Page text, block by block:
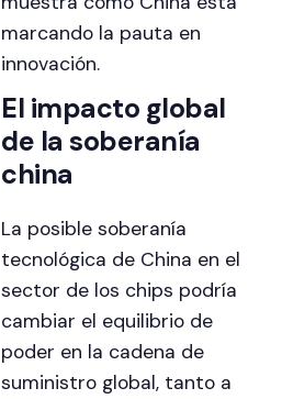
marcando la pauta en
innovación.
El impacto global
de la soberanía
china
La posible soberanía
tecnológica de China en el
sector de los chips podría
cambiar el equilibrio de
poder en la cadena de
suministro global, tanto a